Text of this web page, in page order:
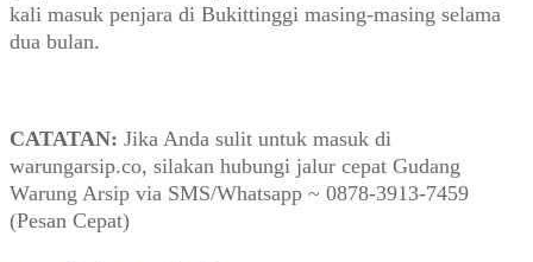
kali masuk penjara di Bukittinggi masing-masing selama
dua bulan.
CATATAN: Jika Anda sulit untuk masuk di
warungarsip.co, silakan hubungi jalur cepat Gudang
Warung Arsip via SMS/Whatsapp ~ 0878-3913-7459
(Pesan Cepat)